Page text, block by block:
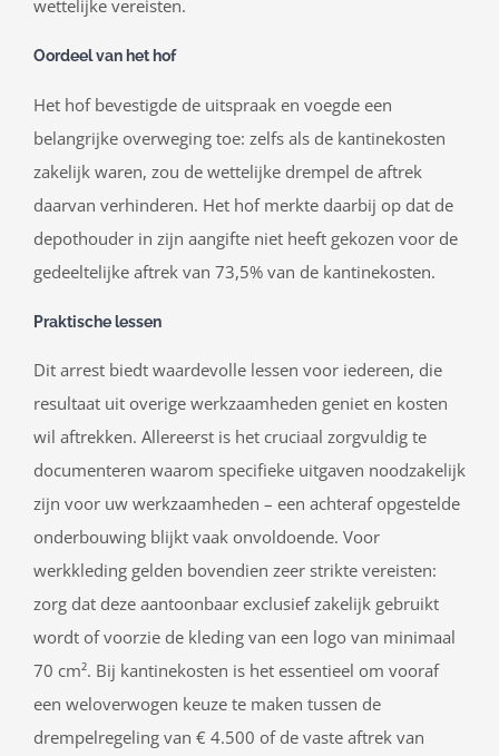
wettelijke vereisten.
Oordeel van het hof
Het hof bevestigde de uitspraak en voegde een
belangrijke overweging toe: zelfs als de kantinekosten
zakelijk waren, zou de wettelijke drempel de aftrek
daarvan verhinderen. Het hof merkte daarbij op dat de
depothouder in zijn aangifte niet heeft gekozen voor de
gedeeltelijke aftrek van 73,5% van de kantinekosten.
Praktische lessen
Dit arrest biedt waardevolle lessen voor iedereen, die
resultaat uit overige werkzaamheden geniet en kosten
wil aftrekken. Allereerst is het cruciaal zorgvuldig te
documenteren waarom specifieke uitgaven noodzakelijk
zijn voor uw werkzaamheden – een achteraf opgestelde
onderbouwing blijkt vaak onvoldoende. Voor
werkkleding gelden bovendien zeer strikte vereisten:
zorg dat deze aantoonbaar exclusief zakelijk gebruikt
wordt of voorzie de kleding van een logo van minimaal
70 cm². Bij kantinekosten is het essentieel om vooraf
een weloverwogen keuze te maken tussen de
drempelregeling van € 4.500 of de vaste aftrek van